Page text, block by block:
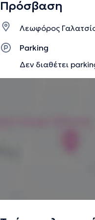
Πρόσβαση
Λεωφόρος
Parking
Δεν διαθέτει